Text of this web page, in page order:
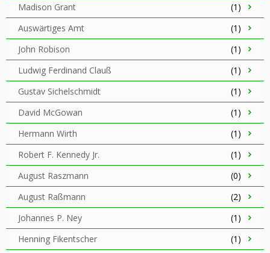
Madison Grant
(1)
Auswärtiges Amt
(1)
John Robison
(1)
Ludwig Ferdinand Clauß
(1)
Gustav Sichelschmidt
(1)
David McGowan
(1)
Hermann Wirth
(1)
Robert F. Kennedy Jr.
(1)
August Raszmann
(0)
August Raßmann
(2)
Johannes P. Ney
(1)
Henning Fikentscher
(1)